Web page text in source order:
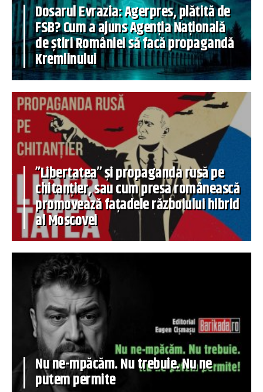
Dosarul Evrazia: Agerpres, plătită de
FSB? Cum a ajuns Agenția Națională
de știri României să facă propagandă
Kremlinului
”Libertatea” și propaganda rusă pe
chitanțier, sau cum presa românească
promovează fațadele războiului hibrid
al Moscovei
Nu ne-mpăcăm. Nu trebuie. Nu ne
putem permite